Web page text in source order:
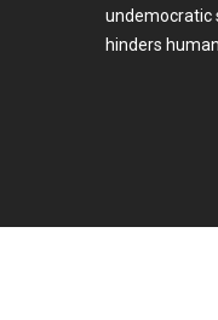
undemocratic
hinders